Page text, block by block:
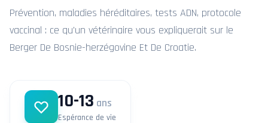
Prévention, maladies héréditaires, tests ADN, protocole
vaccinal : ce qu'un vétérinaire vous expliquerait sur le
Berger De Bosnie-herzégovine Et De Croatie.
10-13 ans
Espérance de vie